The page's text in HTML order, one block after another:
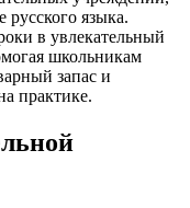
русского языка.
в увлекательный
школьникам
запас и
практике.